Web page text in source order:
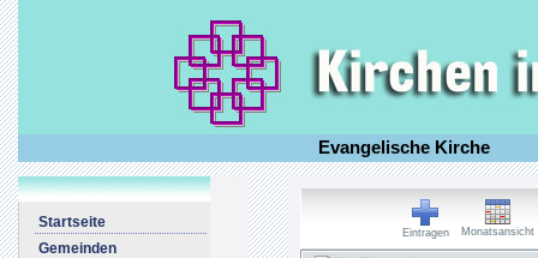
Evangelische Kirche
Startseite
Gemeinden
Eintragen Monatsansicht